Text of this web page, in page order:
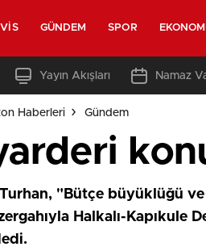
GÜNDEM SPOR EKONOMI
Yayın Akışları Namaz
Haberleri Gündem
"Bütçe büyüklüğü
Halkalı-Kapıkule